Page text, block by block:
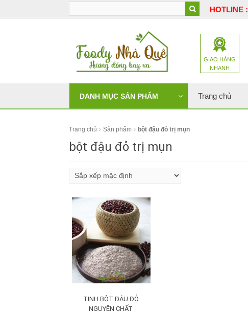
HOTLINE :
GIAO HÀNG
NHANH
DANH MỤC SẢN PHẨM Trang chủ
Trang chủ Sản phẩm bột đậu đỏ trị mụn
bột đậu đỏ trị mụn
TINH BỘT ĐẬU ĐỎ
NGUYÊN CHẤT